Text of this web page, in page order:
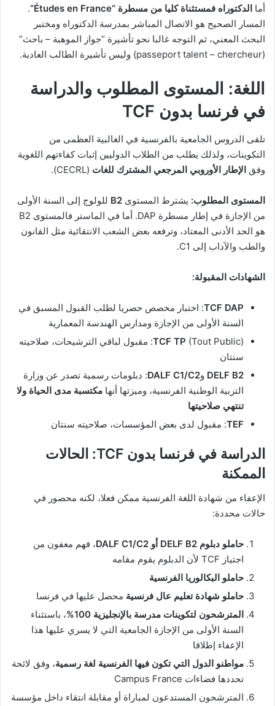
أما الدكتوراه فمستثناة كليا من مسطرة “Études en France”
.
المسار الصحيح هو الاتصال المباشر بمدرسة الدكتوراه ومختبر
البحث المعني، ثم التوجه غالبا نحو تأشيرة “جواز الموهبة – باحث”
(passeport talent – chercheur) وليس تأشيرة الطالب العادية.
اللغة: المستوى المطلوب والدراسة
في فرنسا بدون TCF
تلقى الدروس الجامعية بالفرنسية في الغالبية العظمى من
التكوينات، ولذلك يطلب من الطلاب الدوليين إثبات كفاءتهم اللغوية
وفق الإطار الأوروبي المرجعي المشترك للغات (CECRL).
المستوى المطلوب: يشترط المستوى B2 للولوج إلى السنة الأولى
من الإجازة في إطار مسطرة DAP. أما في الماستر فالمستوى B2
هو الحد الأدنى المعتاد، وترفعه بعض الشعب الانتقائية مثل القانون
والطب والآداب إلى C1.
الشهادات المقبولة:
TCF DAP: اختبار مخصص حصريا لطلب القبول المسبق في
السنة الأولى من الإجازة ومدارس الهندسة المعمارية
TCF TP(Tout Public): مقبول لباقي الترشيحات، صلاحيته
سنتان
DELF B2 وDALF C1/C2: دبلومات رسمية تصدر عن وزارة
التربية الوطنية الفرنسية، وميزتها أنها مكتسبة مدى الحياة ولا
تنتهي صلاحيتها
TEF: مقبول لدى بعض المؤسسات، صلاحيته سنتان
الدراسة في فرنسا بدون TCF: الحالات
الممكنة
الإعفاء من شهادة اللغة الفرنسية ممكن فعلا، لكنه محصور في
حالات محددة:
حاملو دبلوم DELF B2 أو DALF C1/C2
، فهم معفون من
اجتياز TCF لأن الدبلوم يقوم مقامه
حاملو البكالوريا الفرنسية
حاملو شهادة تعليم عال فرنسية محصل عليها في فرنسا
المترشحون لتكوينات مدرسة بالإنجليزية 100%
، باستثناء
السنة الأولى من الإجازة الجامعية التي لا يسري عليها هذا
الإعفاء إطلاقا
مواطنو الدول التي تكون فيها الفرنسية لغة رسمية، وفق لائحة
تحددها فضاءات Campus France
المترشحون المستدعون لمباراة أو مقابلة انتقاء داخل مؤسسة